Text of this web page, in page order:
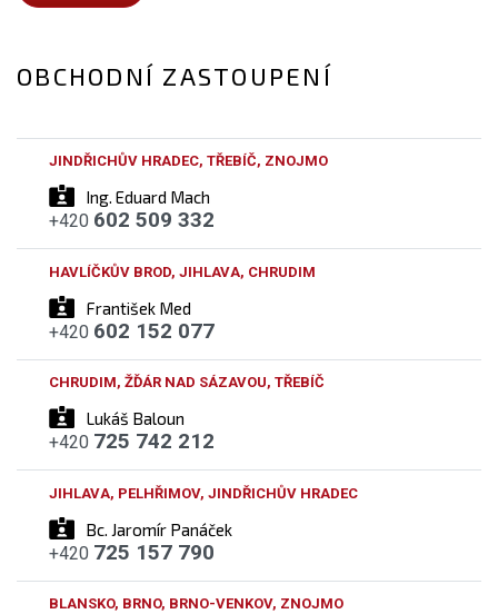
OBCHODNÍ ZASTOUPENÍ
Ing. Eduard Mach
JINDŘICHŮV HRADEC, TŘEBÍČ, ZNOJMO
+420 602 509 332
František Med
HAVLÍČKŮV BROD, JIHLAVA, CHRUDIM
+420 602 152 077
Lukáš Baloun
CHRUDIM, ŽĎÁR NAD SÁZAVOU, TŘEBÍČ
+420 725 742 212
Bc. Jaromír Panáček
JIHLAVA, PELHŘIMOV, JINDŘICHŮV HRADEC
+420 725 157 790
BLANSKO, BRNO, BRNO-VENKOV, ZNOJMO